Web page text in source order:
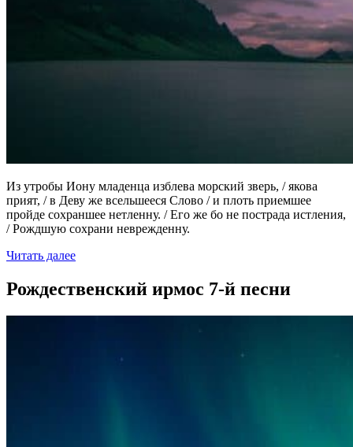
Из утробы Иону младенца изблева морский зверь, / якова
прият, / в Деву же всельшееся Слово / и плоть приемшее
пройде сохраншее нетленну. / Его же бо не пострада истления,
/ Рождшую сохрани неврежденну.
Читать далее
Рождественский ирмос 7-й песни